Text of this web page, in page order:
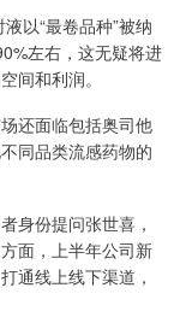
以“最卷品种”被纳
左右，这无疑将进
间和利润。
还面临包括奥司他
同品类流感药物的
份提问张世喜，
面，上半年公司新
通线上线下渠道，